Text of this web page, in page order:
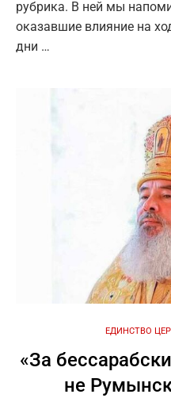
рубрика. В ней мы
оказавшие влияние на
дни …
ЕДИНСТВО
«За
не